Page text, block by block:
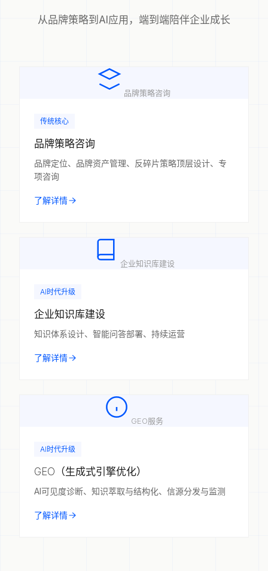
从品牌策略到AI应用，端到端陪伴企业成长
品牌策略咨询
传统核心
品牌策略咨询
品牌定位、品牌资产管理、反碎片策略顶层设计、专
项咨询
了解详情
企业知识库建设
AI时代升级
企业知识库建设
知识体系设计、智能问答部署、持续运营
了解详情
GEO服务
AI时代升级
GEO（生成式引擎优化）
AI可见度诊断、知识萃取与结构化、信源分发与监测
了解详情